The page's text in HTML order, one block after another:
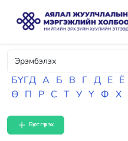
БҮГД А Б В Г Д Е Ё
Ө П Р С Т У Ү Ф Х
Бүртгүүлэх